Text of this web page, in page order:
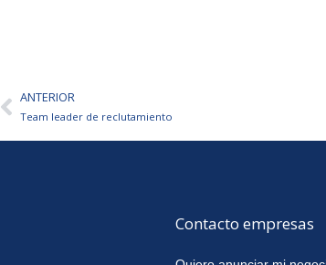
AntANTERIOR
Team leader de reclutamiento
Contacto empresas